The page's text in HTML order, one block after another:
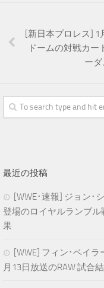
[新日本プロレス]
ドームの対戦カー
ー
最近の投稿
[WWE･速報] ジョン･
登場のロイヤルランブル
果
[WWE] フィン･ベイ
月13日放送のRAW 試合